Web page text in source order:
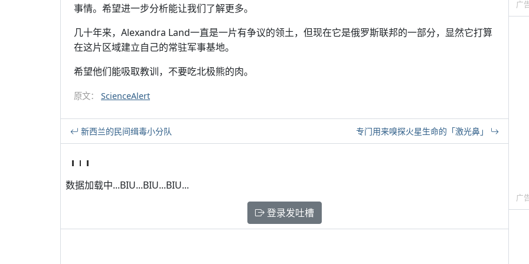
事情。希望进一步分析能让我们了解更多。
几十年来，Alexandra Land一直是一片有争议的领土，但现在它是俄罗斯联邦的一部分，显然它打算
在这片区域建立自己的常驻军事基地。
希望他们能吸取教训，不要吃北极熊的肉。
原文： ScienceAlert
新西兰的民间缉毒小分队 专门用来嗅探火星生命的「激光鼻」
数据加载中...BIU...BIU...BIU...
登录发吐槽
广
广